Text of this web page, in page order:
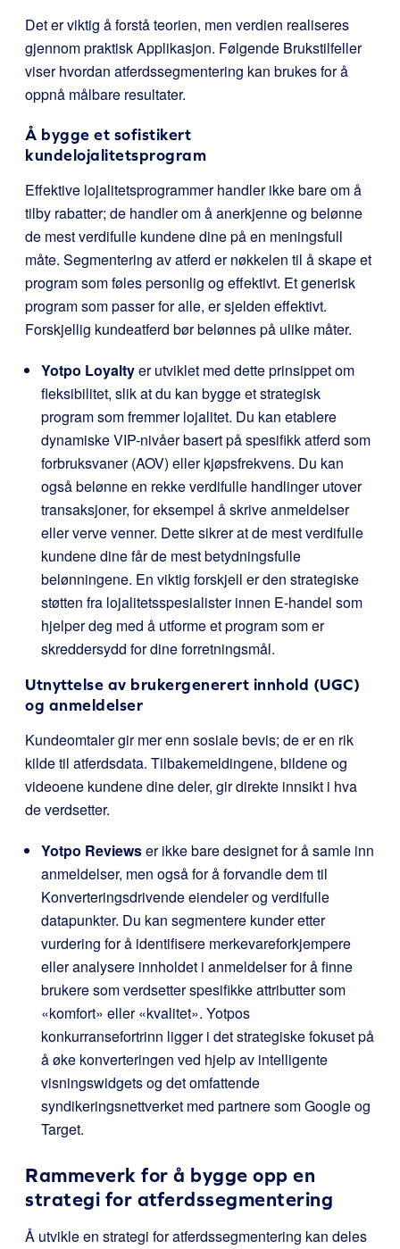
Det er viktig å forstå teorien, men verdien realiseres
gjennom praktisk Applikasjon. Følgende Brukstilfeller
viser hvordan atferdssegmentering kan brukes for å
oppnå målbare resultater.
Å bygge et sofistikert
kundelojalitetsprogram
Effektive lojalitetsprogrammer handler ikke bare om å
tilby rabatter; de handler om å anerkjenne og belønne
de mest verdifulle kundene dine på en meningsfull
måte. Segmentering av atferd er nøkkelen til å skape et
program som føles personlig og effektivt. Et generisk
program som passer for alle, er sjelden effektivt.
Forskjellig kundeatferd bør belønnes på ulike måter.
Yotpo Loyaltyer utviklet med dette prinsippet om
fleksibilitet, slik at du kan bygge et strategisk
program som fremmer lojalitet. Du kan etablere
dynamiske VIP-nivåer basert på spesifikk atferd som
forbruksvaner (AOV) eller kjøpsfrekvens. Du kan
også belønne en rekke verdifulle handlinger utover
transaksjoner, for eksempel å skrive anmeldelser
eller verve venner. Dette sikrer at de mest verdifulle
kundene dine får de mest betydningsfulle
belønningene. En viktig forskjell er den strategiske
støtten fra lojalitetsspesialister innen E-handel som
hjelper deg med å utforme et program som er
skreddersydd for dine forretningsmål.
Utnyttelse av brukergenerert innhold (UGC)
og anmeldelser
Kundeomtaler gir mer enn sosiale bevis; de er en rik
kilde til atferdsdata. Tilbakemeldingene, bildene og
videoene kundene dine deler, gir direkte innsikt i hva
de verdsetter.
Yotpo Reviewser ikke bare designet for å samle inn
anmeldelser, men også for å forvandle dem til
Konverteringsdrivende eiendeler og verdifulle
datapunkter. Du kan segmentere kunder etter
vurdering for å identifisere merkevareforkjempere
eller analysere innholdet i anmeldelser for å finne
brukere som verdsetter spesifikke attributter som
«komfort» eller «kvalitet». Yotpos
konkurransefortrinn ligger i det strategiske fokuset på
å øke konverteringen ved hjelp av intelligente
visningswidgets og det omfattende
syndikeringsnettverket med partnere som Google og
Target.
Rammeverk for å bygge opp en
strategi for atferdssegmentering
Å utvikle en strategi for atferdssegmentering kan deles